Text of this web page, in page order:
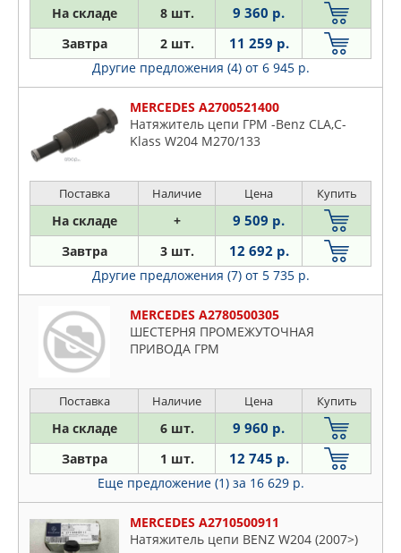
На складе 8 шт. 9 360 р.
Завтра 2 шт. 11 259 р.
Другие предложения (4) от 6 945 р.
MERCEDES A2700521400
Натяжитель цепи ГРМ -Benz CLA,C-
Klass W204 M270/133
Поставка Наличие Цена Купить
На складе + 9 509 р.
Завтра 3 шт. 12 692 р.
Другие предложения (7) от 5 735 р.
MERCEDES A2780500305
ШЕСТЕРНЯ ПРОМЕЖУТОЧНАЯ
ПРИВОДА ГРМ
Поставка Наличие Цена Купить
На складе 6 шт. 9 960 р.
Завтра 1 шт. 12 745 р.
Еще предложение (1) за 16 629 р.
MERCEDES A2710500911
Натяжитель цепи BENZ W204 (2007>)